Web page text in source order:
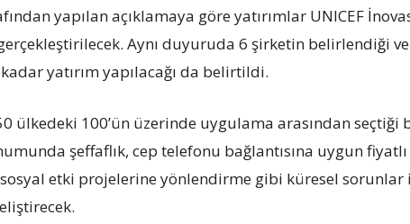
yapılan açıklamaya göre yatırımlar UNICEF
Aynı duyuruda 6 şirketin belirlendiği
kadar yatırım yapılacağı da belirtildi.
ülkedeki 100’ün üzerinde uygulama arasından seçtiği
şeffaflık, cep telefonu bağlantısına uygun
etki projelerine yönlendirme gibi küresel sorunlar